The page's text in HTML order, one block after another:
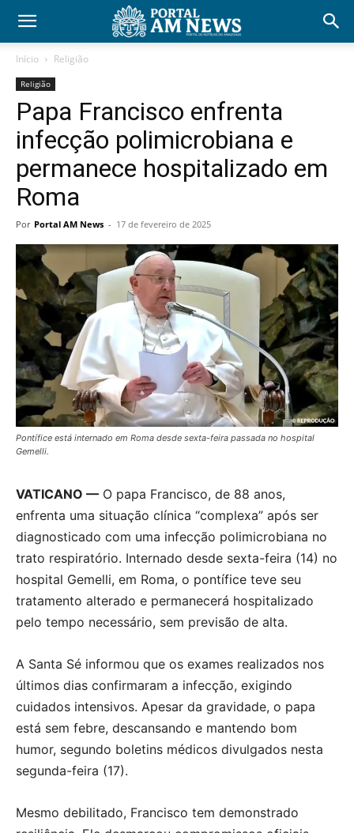
Início Religião
Religião
Papa Francisco enfrenta
infecção polimicrobiana e
permanece hospitalizado em
Roma
Por Portal AM News - 17 de fevereiro de 2025
Pontífice está internado em Roma desde sexta-feira passada no hospital
Gemelli.
VATICANO — O papa Francisco, de 88 anos,
enfrenta uma situação clínica “complexa” após ser
diagnosticado com uma infecção polimicrobiana no
trato respiratório. Internado desde sexta-feira (14) no
hospital Gemelli, em Roma, o pontífice teve seu
tratamento alterado e permanecerá hospitalizado
pelo tempo necessário, sem previsão de alta.
A Santa Sé informou que os exames realizados nos
últimos dias confirmaram a infecção, exigindo
cuidados intensivos. Apesar da gravidade, o papa
está sem febre, descansando e mantendo bom
humor, segundo boletins médicos divulgados nesta
segunda-feira (17).
Mesmo debilitado, Francisco tem demonstrado